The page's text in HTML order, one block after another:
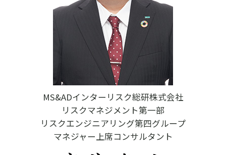
MS&ADインターリスク総研株式会社
リスクマネジメント第一部
リスクエンジニアリング第四グループ
マネジャー上席コンサルタント